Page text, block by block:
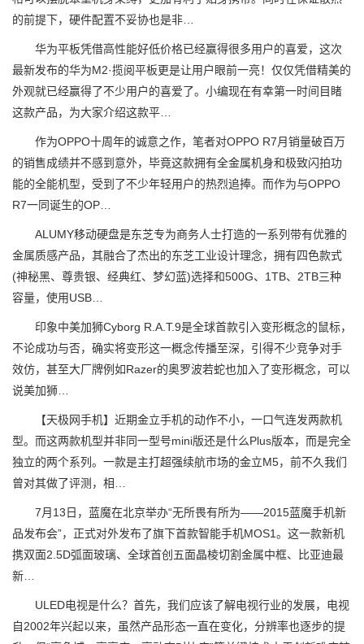
的前提下，硬件配置不妥协也是非…
华为平板凭借高性能好低价格已经赢得很多用户的喜爱，这次
最新发布的华为M2·揽阅平板更是让用户眼前一亮！仅仅凭借精美的
外观就已经赢得了不少用户的喜爱了。小编现在有幸第一时间目睹
这款产品，为大家介绍这款平…
作为OPPO十周年的诚意之作，笔者对OPPO R7月销量破百万
的销售成绩并不感到意外，毕竟这款拥有全金属机身和极致闪拍功
能的全能机型，受到了不少年轻用户的热烈追捧。而作为与OPPO
R7一同诞生的OP…
ALUMY移动硬盘是东芝专为商务人士打造的一系列带有优雅的
金属质感产品，其融合了杰出的东芝工业设计理念，拥有四色款式
(神秘黑、尊贵银、经典红、梦幻蓝)选择和500G、1TB、2TB三种
容量，使用USB…
印象中美加狮Cyborg R.A.T.9是全球首款引入变形概念的鼠标，
不论成功与否，确实将变形这一概念传播至深，引得不少竞争对手
效仿，甚至大厂牌例如Razer的奥罗波若蛇也加入了变形概念，可以
说美加狮…
【天极网手机】近期金立手机的动作不小，一口气连发两款机
型。而这两款机型并非同一型号mini版还是什么Plus版本，而是完全
独立的两个系列。一款是主打超强续航市场的金立M5，前不久我们
曾对其做了评测，相…
7月13日，蓝魔在北京举办“无所畏有所为——2015蓝魔手机新
品发布会”，正式对外发布了旗下首款智能手机MOS1。这一款新机
携双面2.5D弧面玻璃、全球首创五面晶棱切割金属中框、比亚迪最
新…
ULED电视是什么？首先，我们应该了解电视行业的发展，电视
自2002年兴起以来，虽然产品形态一直在变化，分辨率也逐步的提